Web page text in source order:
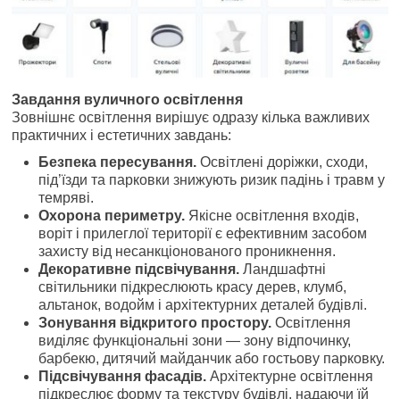
Завдання вуличного освітлення
Зовнішнє освітлення вирішує одразу кілька важливих
практичних і естетичних завдань:
Безпека пересування. Освітлені доріжки, сходи,
під’їзди та парковки знижують ризик падінь і травм у
темряві.
Охорона периметру. Якісне освітлення входів,
воріт і прилеглої території є ефективним засобом
захисту від несанкціонованого проникнення.
Декоративне підсвічування. Ландшафтні
світильники підкреслюють красу дерев, клумб,
альтанок, водойм і архітектурних деталей будівлі.
Зонування відкритого простору. Освітлення
виділяє функціональні зони — зону відпочинку,
барбекю, дитячий майданчик або гостьову парковку.
Підсвічування фасадів. Архітектурне освітлення
підкреслює форму та текстуру будівлі, надаючи їй